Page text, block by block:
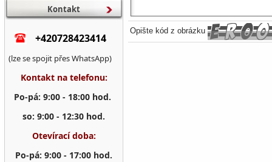
Opište kód z obrázku
Kontakt
+420728423414
(lze se spojit přes WhatsApp)
Kontakt na telefonu:
Po-pá: 9:00 - 18:00 hod.
so: 9:00 - 12:30 hod.
Otevírací doba:
Po-pá: 9:00 - 17:00 hod.